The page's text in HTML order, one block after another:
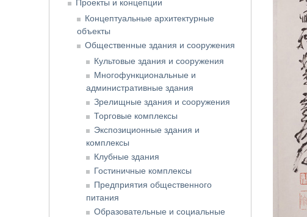
Проекты и концепции
Концептуальные архитектурные
объекты
Общественные здания и сооружения
Культовые здания и сооружения
Многофункциональные и
административные здания
Зрелищные здания и сооружения
Торговые комплексы
Экспозиционные здания и
комплексы
Клубные здания
Гостиничные комплексы
Предприятия общественного
питания
Образовательные и социальные